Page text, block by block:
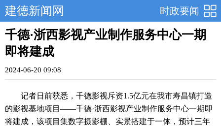
时政要闻
建德新闻网
千德·浙西影视产业制作服务中心一期
即将建成
2024-06-20 09:08
记者日前获悉，千德影视斥资1.5亿元在我市寿昌镇打造
的影视基地项目——千德·浙西影视产业制作服务中心一期即
将建成，该项目集数字摄影棚、实景搭建于一体，预计三年